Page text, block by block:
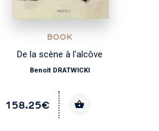
BOOK
De la scène à l'alcôve
Benoît DRATWICKI
158.25€